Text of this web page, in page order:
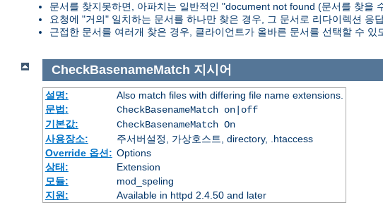
문서를 찾지못하면, 아파치는 일반적인 "document not found (문서를 찾을
요청에 "거의" 일치하는 문서를 하나만 찾은 경우, 그 문서로 리다이렉션 응
근접한 문서를 여러개 찾은 경우, 클라이언트가 올바른 문서를 선택할 수 있
CheckBasenameMatch 지시어
설명:
Also match files with differing file name extensions.
문법:
CheckBasenameMatch on|off
기본값:
CheckBasenameMatch On
사용장소:
주서버설정, 가상호스트, directory, .htaccess
Override 옵션: Options
상태:
Extension
모듈:
mod_speling
지원:
Available in httpd 2.4.50 and later